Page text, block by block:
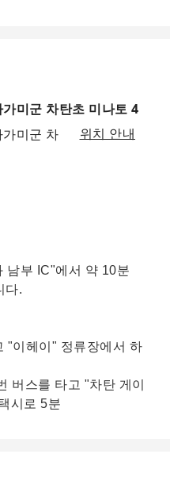
미군 차탄초 미나토 4
미군 차
위치 안내
남부 IC"에서 약 10분
다.
"이헤이" 정류장에서 하
버스를 타고 "차탄 게이
시로 5분